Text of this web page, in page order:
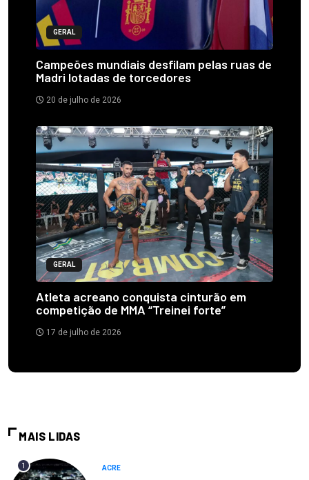
GERAL
Campeões mundiais desfilam pelas ruas de
Madri lotadas de torcedores
20 de julho de 2026
GERAL
Atleta acreano conquista cinturão em
competição de MMA “Treinei forte”
17 de julho de 2026
MAIS LIDAS
1 ACRE